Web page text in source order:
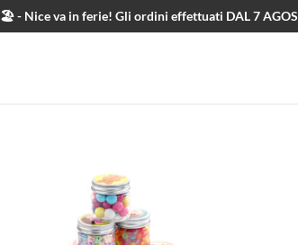
🏖️ - Nice va in ferie! Gli ordini effettuati DAL 7